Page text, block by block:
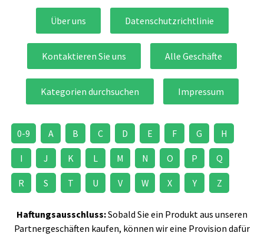
Über uns Datenschutzrichtlinie
Kontaktieren Sie uns Alle Geschäfte
Kategorien durchsuchen Impressum
0-9 A B C D E F G H
I J K L M N O P Q
R S T U V W X Y Z
Haftungsausschluss:Sobald Sie ein Produkt aus unseren
Partnergeschäften kaufen, können wir eine Provision dafür